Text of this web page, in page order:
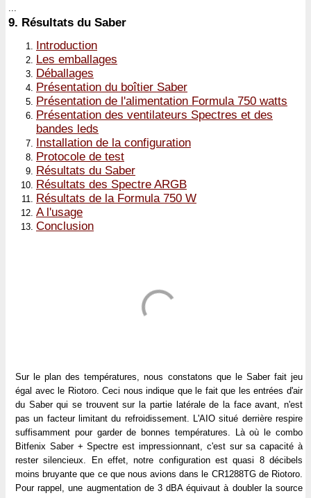
...
9. Résultats du Saber
Introduction
Les emballages
Déballages
Présentation du boîtier Saber
Présentation de l'alimentation Formula 750 watts
Présentation des ventilateurs Spectres et des
bandes leds
Installation de la configuration
Protocole de test
Résultats du Saber
Résultats des Spectre ARGB
Résultats de la Formula 750 W
A l'usage
Conclusion
Sur le plan des températures, nous constatons que le Saber fait jeu
égal avec le Riotoro. Ceci nous indique que le fait que les entrées d'air
du Saber qui se trouvent sur la partie latérale de la face avant, n'est
pas un facteur limitant du refroidissement. L'AIO situé derrière respire
suffisamment pour garder de bonnes températures. Là où le combo
Bitfenix Saber + Spectre est impressionnant, c'est sur sa capacité à
rester silencieux. En effet, notre configuration est quasi 8 décibels
moins bruyante que ce que nous avions dans le CR1288TG de Riotoro.
Pour rappel, une augmentation de 3 dBA équivaut à doubler la source